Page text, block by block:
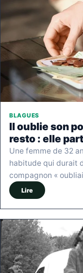
BLAGUES
Il oublie son
resto : elle
Une femme de 32
habitude qui durait
compagnon «
Lire